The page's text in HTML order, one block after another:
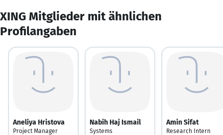
XING Mitglieder mit ähnlichen
Profilangaben
Aneliya Hristova
Project Manager
Nabih Haj Ismail
Systems
Amin Sifat
Research Intern